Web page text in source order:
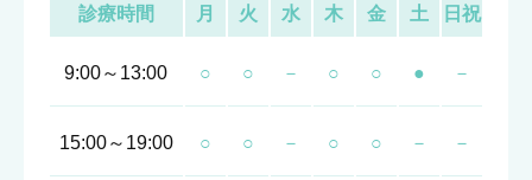
診療時間 月 火 水 木 金 土 日祝
9:00～13:00 ○ ○ － ○ ○ ● －
15:00～19:00 ○ ○ － ○ ○ － －